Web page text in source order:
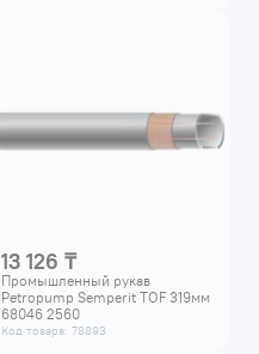
13 126 ₸
Промышленный рукав
Petropump Semperit TOF 319мм
68046 2560
Код товара: 78893